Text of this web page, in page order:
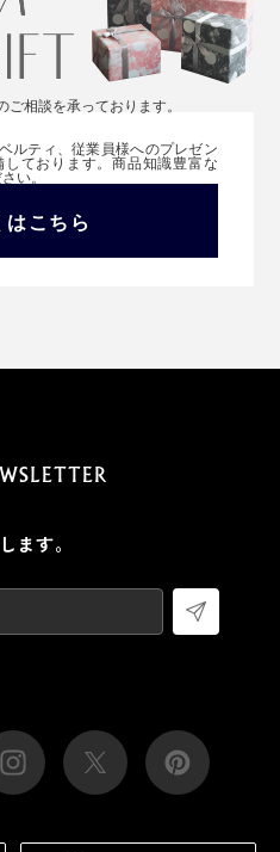
相談を承っております。
ルティ、従業員様へのプレゼン
ております。商品知識豊富な
い。
こちら
ます。